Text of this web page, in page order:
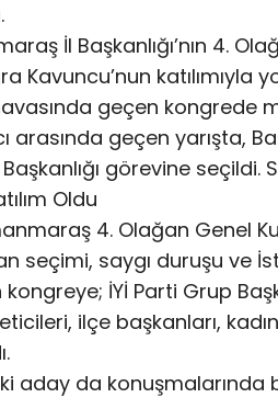
İl Başkanlığı’nın 4.
Kavuncu’nun katılımıyla
geçen kongrede
arasında geçen yarışta,
görevine seçildi.
Oldu
4. Olağan Genel
seçimi, saygı duruşu ve
İYİ Parti Grup
ilçe başkanları,
aday da konuşmalarında